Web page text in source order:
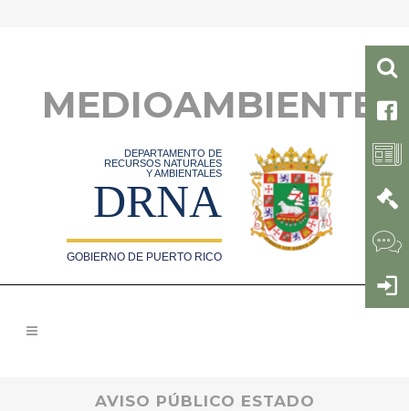
MEDIOAMBIENTE
DEPARTAMENTO DE
RECURSOS NATURALES
Y AMBIENTALES
DRNA
GOBIERNO DE PUERTO RICO
AVISO PÚBLICO ESTADO